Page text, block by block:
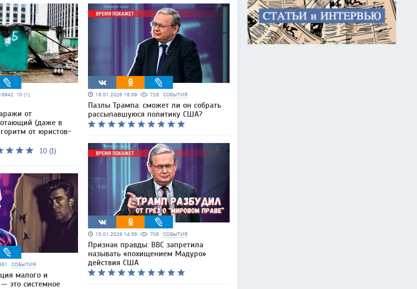
10 (1)
от
(даже в
от юристов-
10 (1)
СОБЫТИЯ
малого и
это системное
16.01.2026 18:09 728 СОБЫТИЯ
Пазлы Трампа: сможет ли он собрать
рассыпавшуюся политику США?
15.01.2026 14:56 708 СОБЫТИЯ
Признак правды: BBC запретила
называть «похищением Мадуро»
действия США